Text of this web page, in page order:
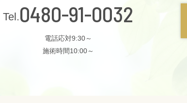
0480-91-0032
電話応対9:30～
施術時間10:00～